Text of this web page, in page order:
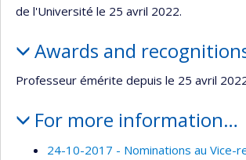
de l'Université le 25 avril 2022.
Awards and
Professeur émérite depuis le 25 avril
For more information…
24-10-2017 - Nominations au Vice-